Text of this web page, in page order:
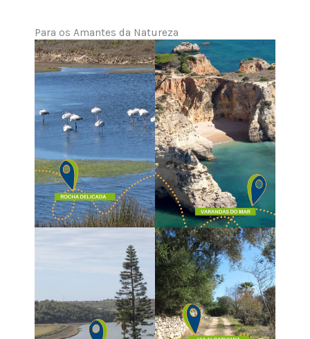
Para os Amantes da Natureza